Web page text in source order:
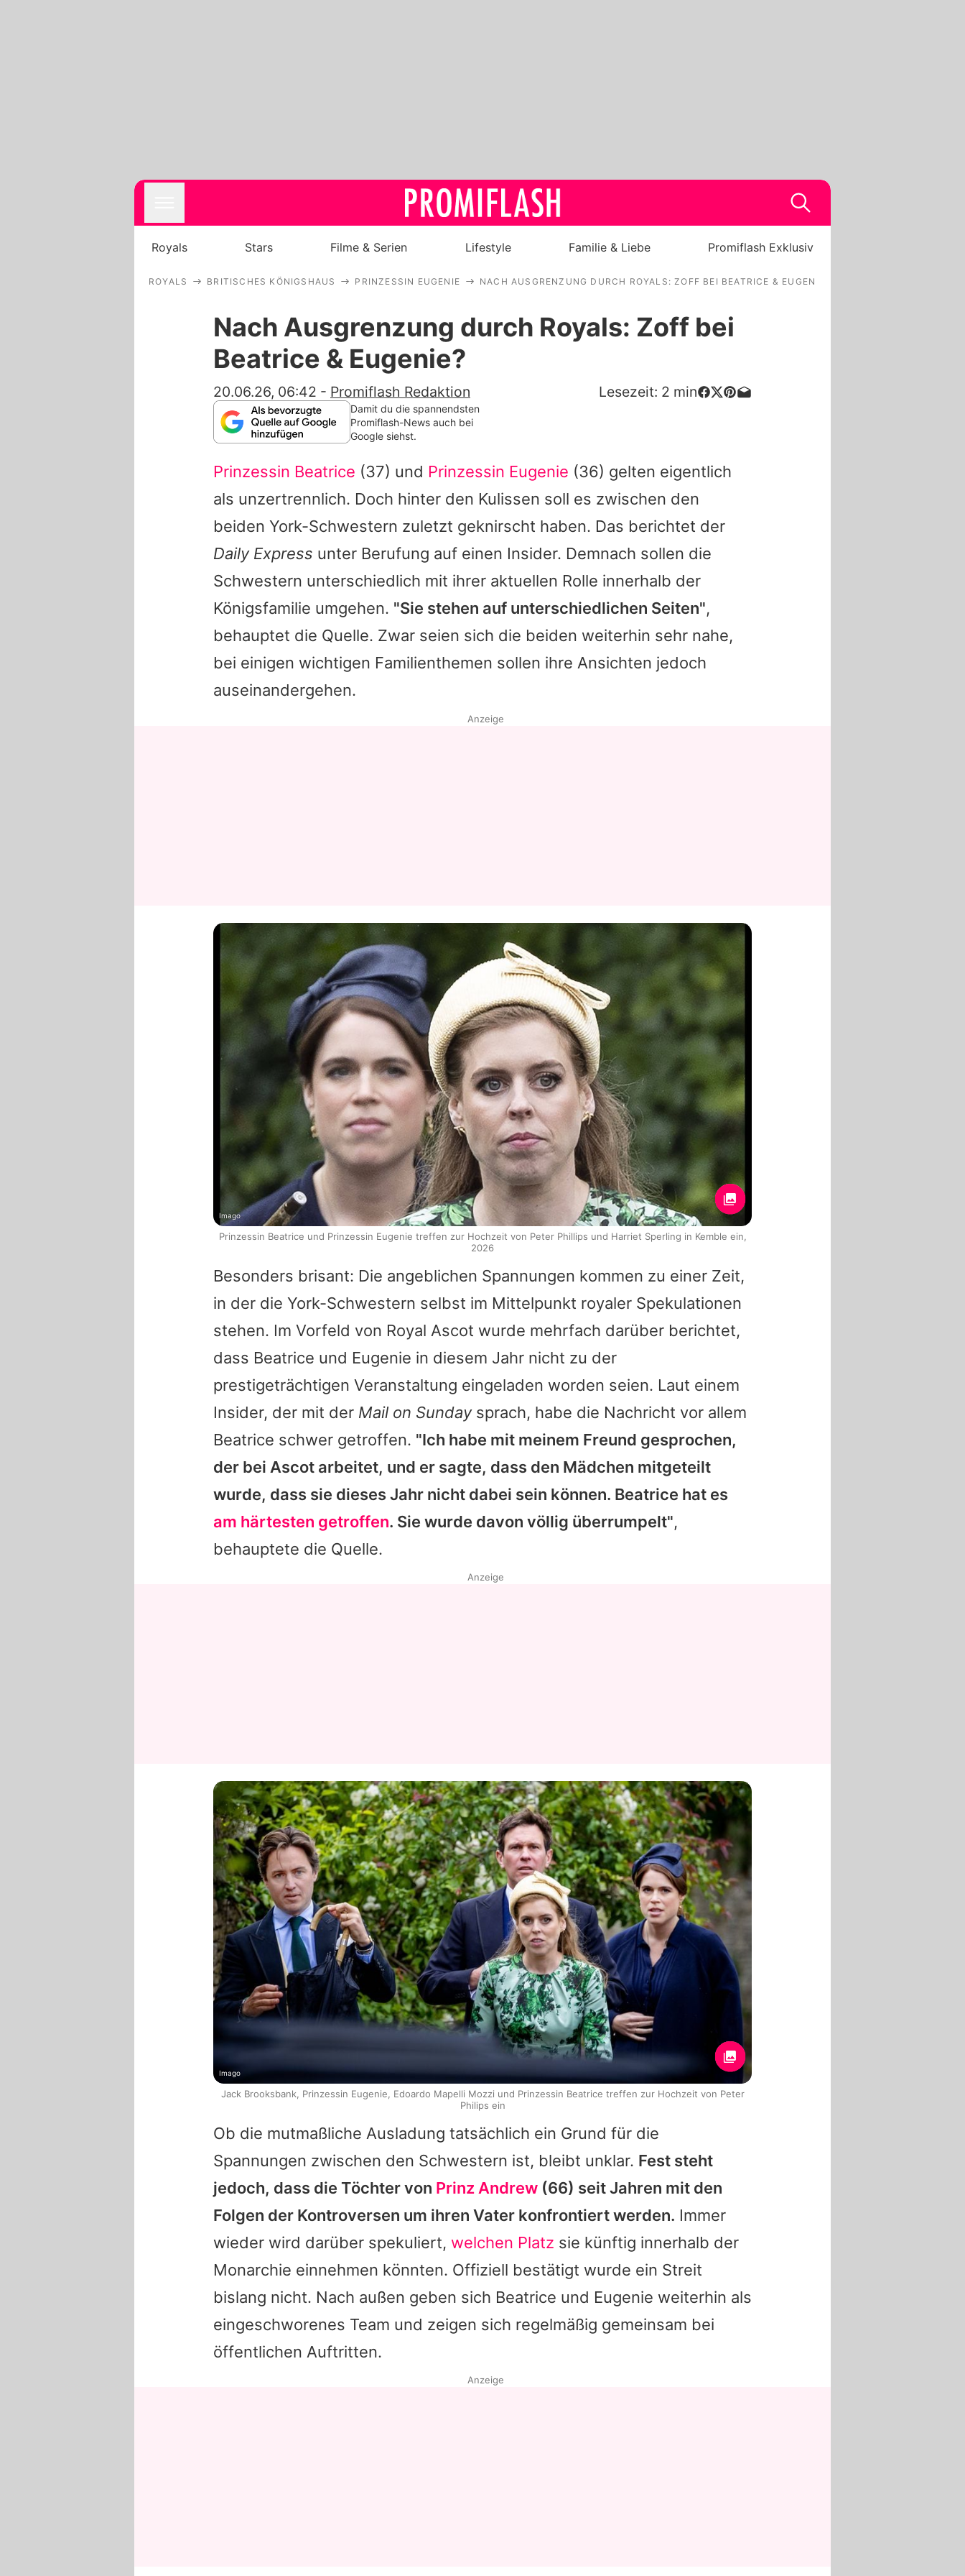
Royals
Stars
Filme & Serien
Familie & Liebe
Alle Themen auf Promiflash
App runterladen
Team
Redaktionelle Richtlinien
Impressum
Datenschutzerklärung
Royals Stars Filme & Serien Lifestyle Familie & Liebe Promiflash Exklusiv
ROYALS BRITISCHES KÖNIGSHAUS PRINZESSIN EUGENIE NACH AUSGRENZUNG DURCH ROYALS: ZOFF BEI BEATRICE & EUGENIE?
Nach Ausgrenzung durch Royals: Zoff bei
Beatrice & Eugenie?
20.06.26, 06:42 - Promiflash Redaktion Lesezeit: 2 min
Damit du die spannendsten
Promiflash-News auch bei
Google siehst.
Prinzessin Beatrice (37) und Prinzessin Eugenie (36) gelten eigentlich
als unzertrennlich. Doch hinter den Kulissen soll es zwischen den
beiden York-Schwestern zuletzt geknirscht haben. Das berichtet der
Daily Express unter Berufung auf einen Insider. Demnach sollen die
Schwestern unterschiedlich mit ihrer aktuellen Rolle innerhalb der
Königsfamilie umgehen. "Sie stehen auf unterschiedlichen Seiten",
behauptet die Quelle. Zwar seien sich die beiden weiterhin sehr nahe,
bei einigen wichtigen Familienthemen sollen ihre Ansichten jedoch
auseinandergehen.
Besonders brisant: Die angeblichen Spannungen kommen zu einer Zeit,
in der die York-Schwestern selbst im Mittelpunkt royaler Spekulationen
stehen. Im Vorfeld von Royal Ascot wurde mehrfach darüber berichtet,
dass Beatrice und Eugenie in diesem Jahr nicht zu der
prestigeträchtigen Veranstaltung eingeladen worden seien. Laut einem
Insider, der mit der Mail on Sundaysprach, habe die Nachricht vor allem
Beatrice schwer getroffen. "Ich habe mit meinem Freund gesprochen,
der bei Ascot arbeitet, und er sagte, dass den Mädchen mitgeteilt
wurde, dass sie dieses Jahr nicht dabei sein können. Beatrice hat es
am härtesten getroffen. Sie wurde davon völlig überrumpelt",
behauptete die Quelle.
Ob die mutmaßliche Ausladung tatsächlich ein Grund für die
Spannungen zwischen den Schwestern ist, bleibt unklar. Fest steht
jedoch, dass die Töchter von Prinz Andrew (66) seit Jahren mit den
Folgen der Kontroversen um ihren Vater konfrontiert werden. Immer
wieder wird darüber spekuliert, welchen Platz sie künftig innerhalb der
Monarchie einnehmen könnten. Offiziell bestätigt wurde ein Streit
bislang nicht. Nach außen geben sich Beatrice und Eugenie weiterhin als
eingeschworenes Team und zeigen sich regelmäßig gemeinsam bei
öffentlichen Auftritten.
Anzeige
Imago
Prinzessin Beatrice und Prinzessin Eugenie treffen zur Hochzeit von Peter Phillips und Harriet Sperling in Kemble ein,
2026
Anzeige
Imago
Jack Brooksbank, Prinzessin Eugenie, Edoardo Mapelli Mozzi und Prinzessin Beatrice treffen zur Hochzeit von Peter
Philips ein
Anzeige